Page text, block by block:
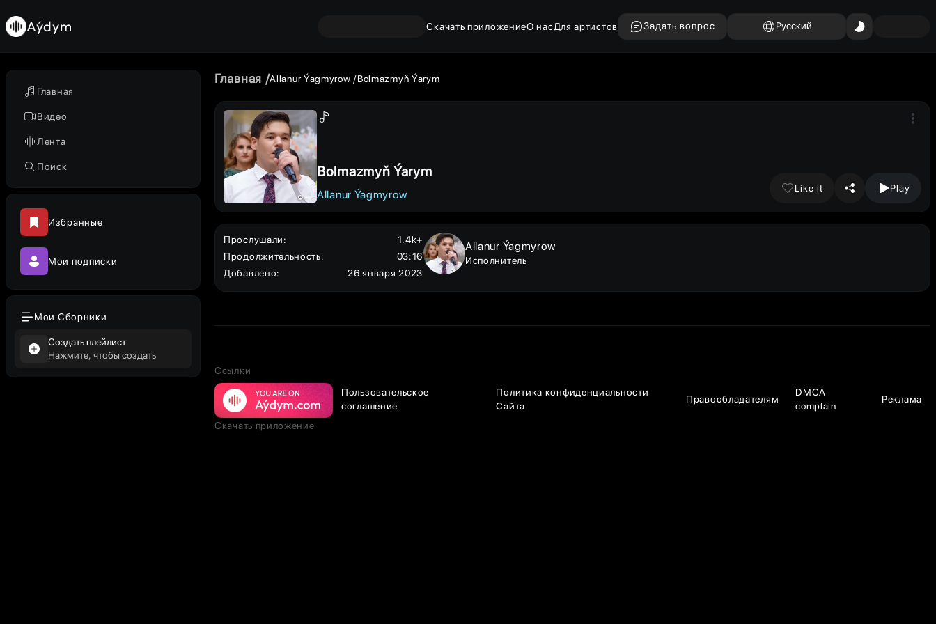
Главная
Видео
Лента
Поиск
Избранные
Мои подписки
Мои Сборники
Создать плейлист
Нажмите, чтобы создать
Aýdym Скачать приложениеО насДля артистов Задать вопрос Русский
Главная Allanur Ýagmyrow Bolmazmyň Ýarym
Bolmazmyň Ýarym
Allanur Ýagmyrow
Like it Play
Прослушали:
1.4k+
Продолжительность:
03:16
Добавлено: 26 января 2023
Allanur Ýagmyrow
Исполнитель
Ссылки
Пользовательское
соглашение
Политика конфиденциальности
Сайта
Правообладателям
DMCA
complain
Реклама
Скачать приложение